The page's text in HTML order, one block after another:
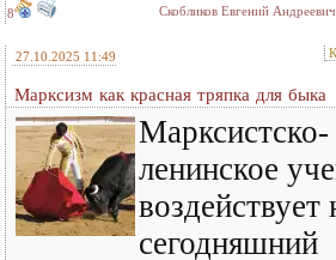
8 Скобликов Евгений Андреевич
27.10.2025 11:49
Марксизм как красная тряпка для быка
Марксистско-
ленинское
воздействует
сегодняшний